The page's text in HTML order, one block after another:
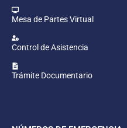
Mesa de Partes Virtual
Control de Asistencia
Trámite Documentario